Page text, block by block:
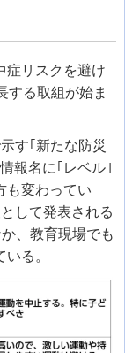
症リスクを避け
する取組が始ま
す｢新たな防災
報名に｢レベル｣
も変わってい
して発表される
、教育現場でも
る。